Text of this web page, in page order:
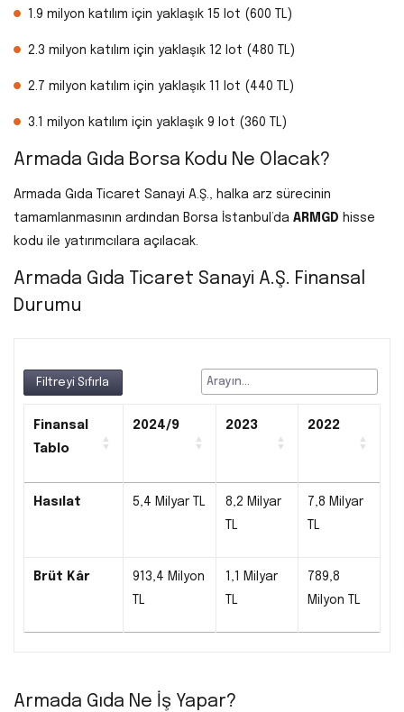
1.9 milyon katılım için yaklaşık 15 lot (600 TL)
2.3 milyon katılım için yaklaşık 12 lot (480 TL)
2.7 milyon katılım için yaklaşık 11 lot (440 TL)
3.1 milyon katılım için yaklaşık 9 lot (360 TL)
Armada Gıda Borsa Kodu Ne Olacak?
Armada Gıda Ticaret Sanayi A.Ş., halka arz sürecinin
tamamlanmasının ardından Borsa İstanbul’da ARMGD hisse
kodu ile yatırımcılara açılacak.
Armada Gıda Ticaret Sanayi A.Ş. Finansal
Durumu
Filtreyi Sıfırla
Finansal
Tablo
2024/9 2023 2022
Hasılat 5,4 Milyar TL
8,2 Milyar
TL
7,8 Milyar
TL
Brüt Kâr
913,4 Milyon
TL
1,1 Milyar
TL
789,8
Milyon TL
Armada Gıda Ne İş Yapar?